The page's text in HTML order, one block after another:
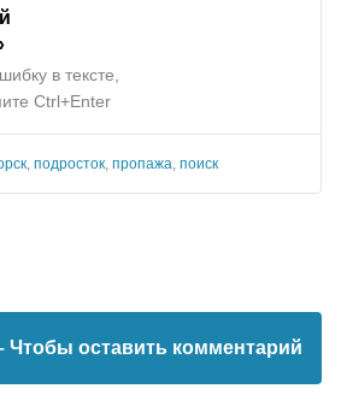
в тексте,
Ctrl+Enter
подросток пропажа поиск
Чтобы оставить комментарий